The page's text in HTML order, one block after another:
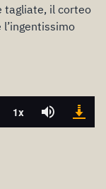
tagliate, il corteo